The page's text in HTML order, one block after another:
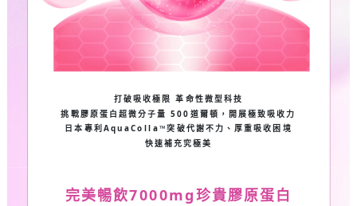
打破吸收極限 革命性微型科技
挑戰膠原蛋白超微分子量 500道爾頓，開展極致吸收力
日本專利AquaColla™突破代謝不力、厚重吸收困境
快速補充究極美
完美暢飲7000mg珍貴膠原蛋白